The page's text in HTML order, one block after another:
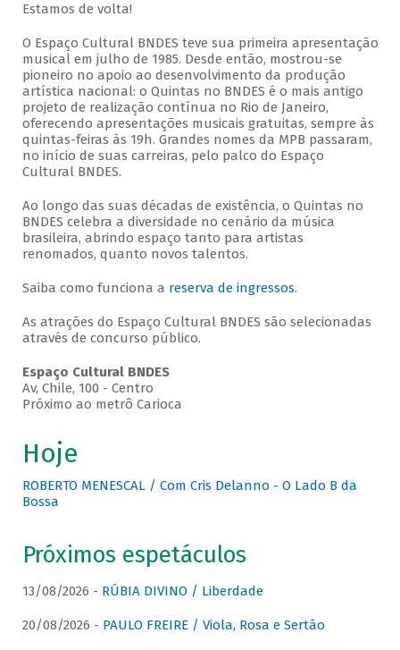
Estamos de volta!
O Espaço Cultural BNDES teve sua primeira apresentação
musical em julho de 1985. Desde então, mostrou-se
pioneiro no apoio ao desenvolvimento da produção
artística nacional: o Quintas no BNDES é o mais antigo
projeto de realização contínua no Rio de Janeiro,
oferecendo apresentações musicais gratuitas, sempre às
quintas-feiras às 19h. Grandes nomes da MPB passaram,
no início de suas carreiras, pelo palco do Espaço
Cultural BNDES.
Ao longo das suas décadas de existência, o Quintas no
BNDES celebra a diversidade no cenário da música
brasileira, abrindo espaço tanto para artistas
renomados, quanto novos talentos.
Saiba como funciona a reserva de ingressos.
As atrações do Espaço Cultural BNDES são selecionadas
através de concurso público.
Espaço Cultural BNDES
Av, Chile, 100 - Centro
Próximo ao metrô Carioca
Hoje
ROBERTO MENESCAL / Com Cris Delanno - O Lado B da
Bossa
Próximos espetáculos
13/08/2026 - RÚBIA DIVINO / Liberdade
20/08/2026 - PAULO FREIRE / Viola, Rosa e Sertão